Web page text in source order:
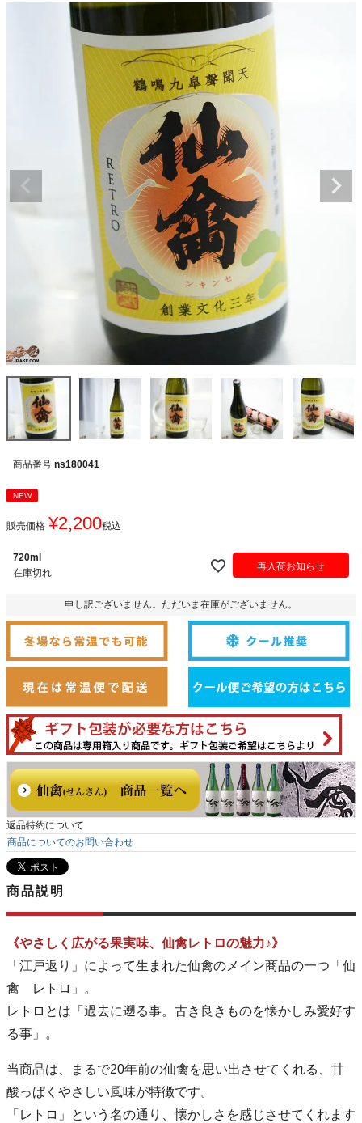
商品番号 ns180041
NEW
販売価格 ¥2,200税込
720ml
在庫切れ
再入荷お知らせ
申し訳ございません。ただいま在庫がございません。
返品特約について
商品についてのお問い合わせ
商品説明
《やさしく広がる果実味、仙禽レトロの魅力♪》
「江戸返り」によって生まれた仙禽のメイン商品の一つ「仙
禽 レトロ」。
レトロとは「過去に遡る事。古き良きものを懐かしみ愛好す
る事」。
当商品は、まるで20年前の仙禽を思い出させてくれる、甘
酸っぱくやさしい風味が特徴です。
「レトロ」という名の通り、懐かしさを感じさせてくれます